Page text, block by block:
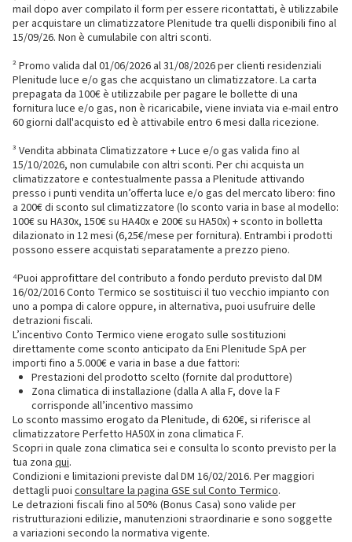
mail dopo aver compilato il form per essere ricontattati, è utilizzabile
per acquistare un climatizzatore Plenitude tra quelli disponibili fino al
15/09/26. Non è cumulabile con altri sconti.
² Promo valida dal 01/06/2026 al 31/08/2026 per clienti residenziali
Plenitude luce e/o gas che acquistano un climatizzatore. La carta
prepagata da 100€ è utilizzabile per pagare le bollette di una
fornitura luce e/o gas, non è ricaricabile, viene inviata via e-mail entro
60 giorni dall'acquisto ed è attivabile entro 6 mesi dalla ricezione.
³ Vendita abbinata Climatizzatore + Luce e/o gas valida fino al
15/10/2026, non cumulabile con altri sconti. Per chi acquista un
climatizzatore e contestualmente passa a Plenitude attivando
presso i punti vendita un’offerta luce e/o gas del mercato libero: fino
a 200€ di sconto sul climatizzatore (lo sconto varia in base al modello:
100€ su HA30x, 150€ su HA40x e 200€ su HA50x) + sconto in bolletta
dilazionato in 12 mesi (6,25€/mese per fornitura). Entrambi i prodotti
possono essere acquistati separatamente a prezzo pieno.
⁴Puoi approfittare del contributo a fondo perduto previsto dal DM
16/02/2016 Conto Termico se sostituisci il tuo vecchio impianto con
uno a pompa di calore oppure, in alternativa, puoi usufruire delle
detrazioni fiscali.
L’incentivo Conto Termico viene erogato sulle sostituzioni
direttamente come sconto anticipato da Eni Plenitude SpA per
importi fino a 5.000€ e varia in base a due fattori:
Prestazioni del prodotto scelto (fornite dal produttore)
Zona climatica di installazione (dalla A alla F, dove la F
corrisponde all’incentivo massimo
Lo sconto massimo erogato da Plenitude, di 620€, si riferisce al
climatizzatore Perfetto HA50X in zona climatica F.
Scopri in quale zona climatica sei e consulta lo sconto previsto per la
tua zona qui.
Condizioni e limitazioni previste dal DM 16/02/2016. Per maggiori
dettagli puoi consultare la pagina GSE sul Conto Termico.
Le detrazioni fiscali fino al 50% (Bonus Casa) sono valide per
ristrutturazioni edilizie, manutenzioni straordinarie e sono soggette
a variazioni secondo la normativa vigente.